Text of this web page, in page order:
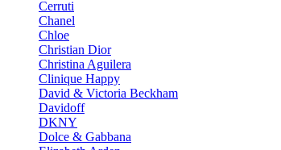
Cerruti
Chanel
Chloe
Christian Dior
Christina Aguilera
Clinique Happy
David & Victoria Beckham
Davidoff
DKNY
Dolce & Gabbana